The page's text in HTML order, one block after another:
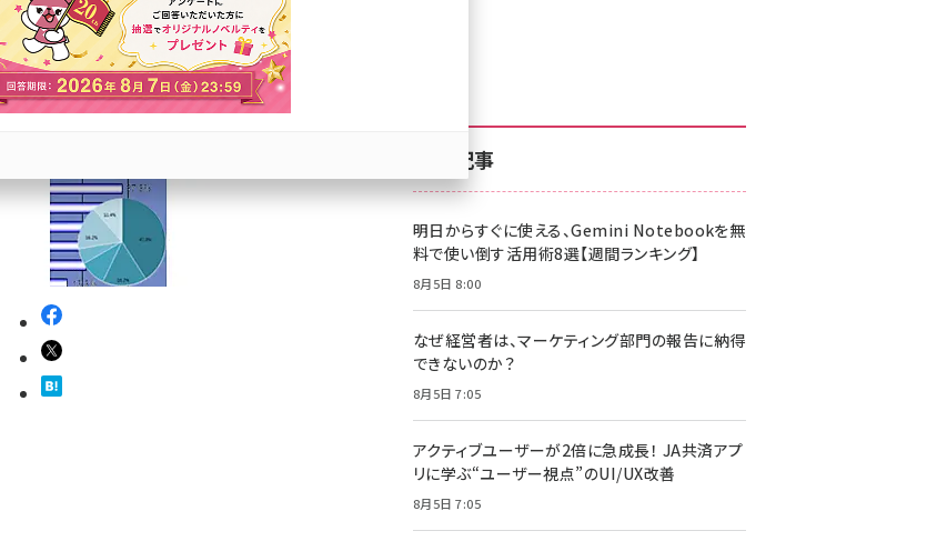
z世代 (1617)
meo (1274)
る記事の一覧
いる記事の一覧
新着記事
明日からすぐに使える、Gemini Notebookを無
料で使い倒す活用術8選【週間ランキング】
8月5日 8:00
なぜ経営者は、マーケティング部門の報告に納得
できないのか？
8月5日 7:05
アクティブユーザーが2倍に急成長！ JA共済アプ
リに学ぶ“ユーザー視点”のUI/UX改善
8月5日 7:05